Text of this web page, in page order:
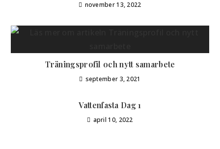
november 13, 2022
Träningsprofil och nytt samarbete
september 3, 2021
Vattenfasta Dag 1
april 10, 2022